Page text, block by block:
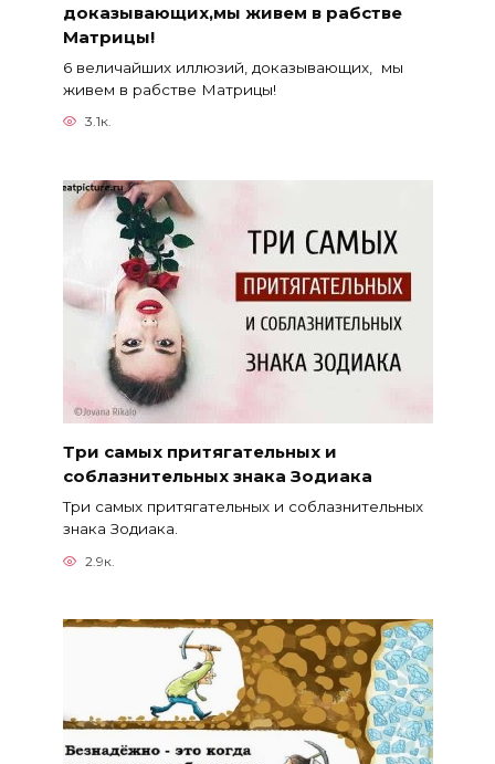
доказывающих,мы живем в рабстве
Матрицы!
6 величайших иллюзий, доказывающих, мы
живем в рабстве Матрицы!
3.1к.
Три самых притягательных и
соблазнительных знака Зодиака
Три самых притягательных и соблазнительных
знака Зодиака.
2.9к.